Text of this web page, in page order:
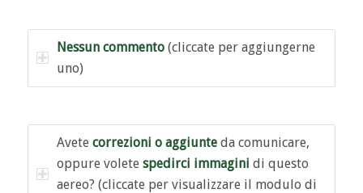
Nessun commento(cliccate per aggiungerne
uno)
Avete correzioni o aggiunteda comunicare,
oppure volete spedirci immagini di questo
aereo? (cliccate per visualizzare il modulo di